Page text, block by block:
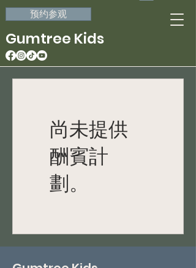
预约参观
Gumtree Kids
尚未提供
酬賓計
劃。